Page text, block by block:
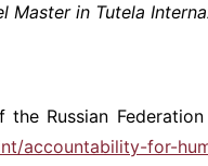
Master in Tutela
Russian
accountability-for-